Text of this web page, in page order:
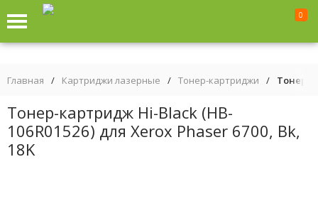
0
Главная / Картриджи лазерные / Тонер-картриджи / Тонер-
Тонер-картридж Hi-Black (HB-
106R01526) для Xerox Phaser 6700, Bk,
18K